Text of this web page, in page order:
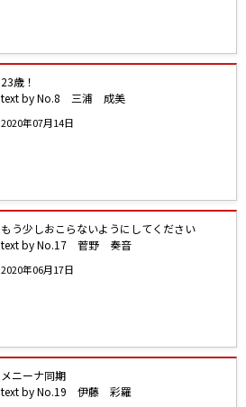
23歳！
text by No.8 三浦 成美
2020年07月14日
もう少しおこらないようにしてください
text by No.17 菅野 奏音
2020年06月17日
メニーナ同期
text by No.19 伊藤 彩羅